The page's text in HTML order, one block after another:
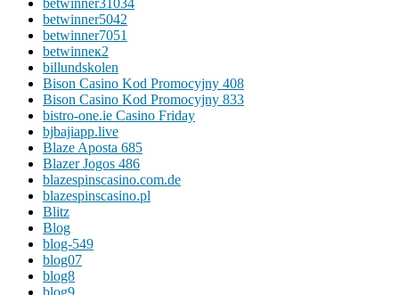
betwinner31034
betwinner5042
betwinner7051
betwinneк2
billundskolen
Bison Casino Kod Promocyjny 408
Bison Casino Kod Promocyjny 833
bistro-one.ie Casino Friday
bjbajiapp.live
Blaze Aposta 685
Blazer Jogos 486
blazespinscasino.com.de
blazespinscasino.pl
Blitz
Blog
blog-549
blog07
blog8